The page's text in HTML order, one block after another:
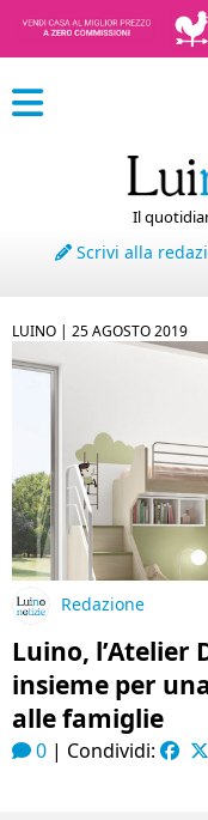
Il
Scrivi alla
LUINO | 25 AGOSTO 2019
Redazione
Luino, l’Atelier
insieme per
alle famiglie
0 | Condividi: